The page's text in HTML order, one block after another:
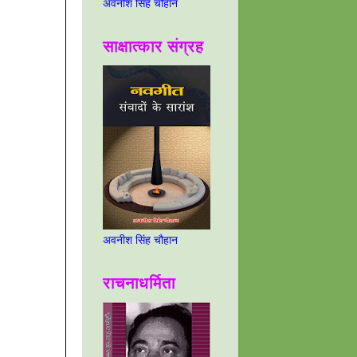
अवनीश सिंह चौहान
साक्षात्कार संग्रह
अवनीश सिंह चौहान
राचनाधर्मिता